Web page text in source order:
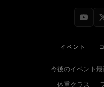
イベント
今後のイベント
体重クラス